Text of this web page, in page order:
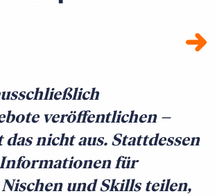
veröffentlichen –
nicht aus. Stattdessen
für
und Skills teilen,